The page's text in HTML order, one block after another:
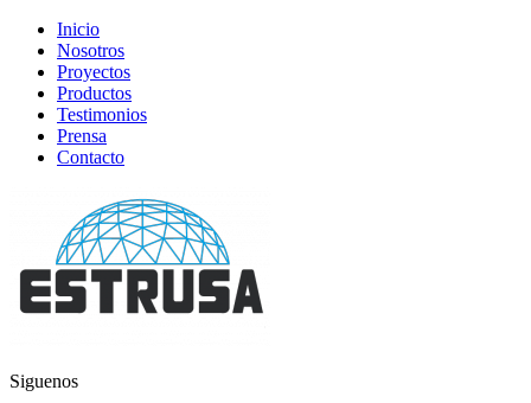
Inicio
Nosotros
Proyectos
Productos
Testimonios
Prensa
Contacto
Siguenos